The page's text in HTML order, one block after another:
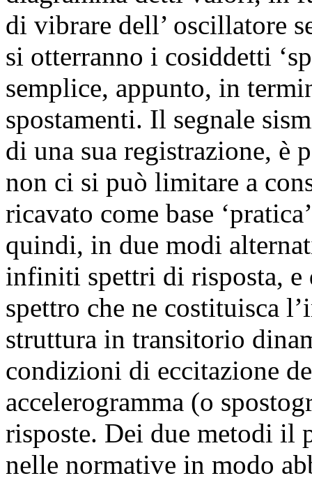
di vibrare dell’ oscillatore
si otterranno i cosiddetti
semplice, appunto, in
spostamenti. Il segnale
di una sua registrazione, è
non ci si può limitare a
ricavato come base
quindi, in due modi
infiniti spettri di risposta,
spettro che ne costituisca
struttura in transitorio
condizioni di eccitazione
accelerogramma (o
risposte. Dei due metodi il
nelle normative in modo